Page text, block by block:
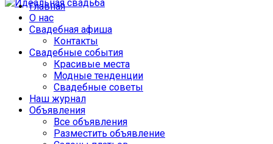
Главная
О нас
Свадебная афиша
Контакты
Свадебные события
Красивые места
Модные тенденции
Свадебные советы
Наш журнал
Объявления
Все объявления
Разместить объявление